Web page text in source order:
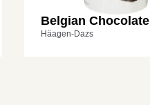
Belgian Chocolate
Häagen-Dazs